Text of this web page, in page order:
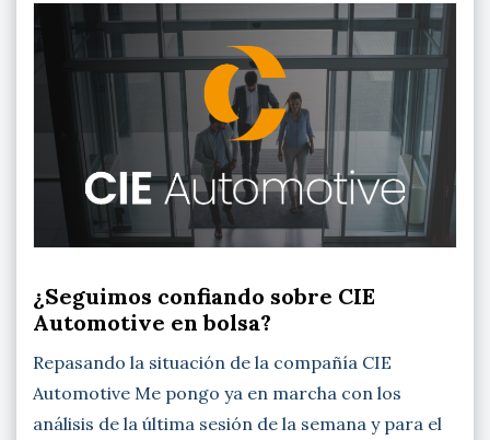
¿Seguimos confiando sobre CIE
Automotive en bolsa?
Repasando la situación de la compañía CIE
Automotive Me pongo ya en marcha con los
análisis de la última sesión de la semana y para el